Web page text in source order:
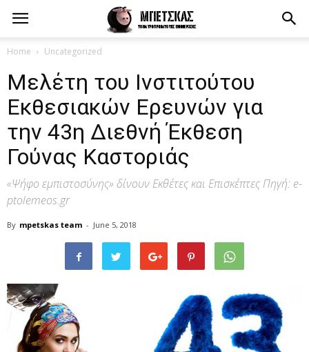
Home Uncategorized
Μελέτη του Ινστιτούτου
Εκθεσιακών Ερευνών για
την 43η Διεθνή Έκθεση
Γούνας Καστοριάς
«Ψήφο εμπιστοσύνης» δίνουν Εκθέτες και Επισκέπτες Πηγή: e-
ptolemeos.gr
By mpetskas team - June 5, 2018